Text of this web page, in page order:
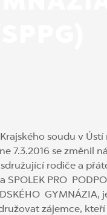
soudu v Ústí
7.3.2016 se změnil
rodiče a
SPOLEK PRO
GYMNÁZIA,
zájemce, kteří